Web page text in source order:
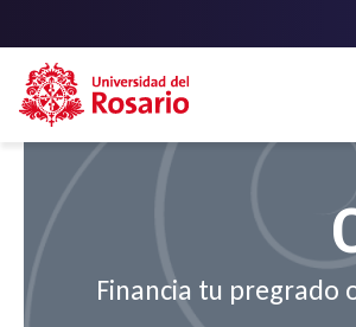
Pasar al contenido principal
Financia tu pregrado